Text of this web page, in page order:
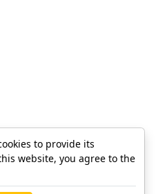
to provide its
website, you agree to the